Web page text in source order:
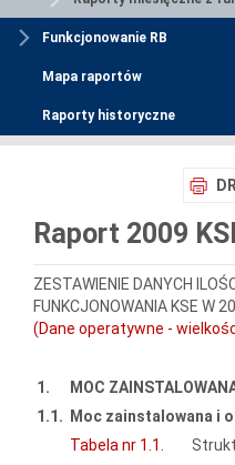
Funkcjonowanie RB
Mapa raportów
Raporty historyczne
Raport 2009
ZESTAWIENIE DANYCH
FUNKCJONOWANIA KSE W
(Dane operatywne -
1.
MOC
1.1.
Moc zainstalowana i
Tabela nr 1.1.